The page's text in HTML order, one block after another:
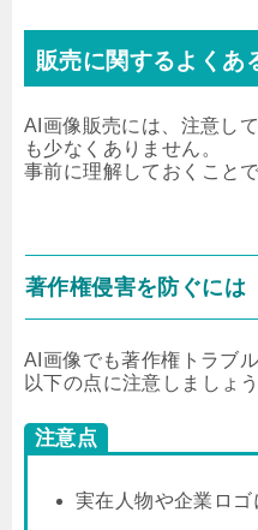
販売に関するよくあ
AI画像販売には、注意し
も少なくありません。
事前に理解しておくこと
著作権侵害を防ぐには
AI画像でも著作権トラブ
以下の点に注意しましょう
注意点
実在人物や企業ロゴ